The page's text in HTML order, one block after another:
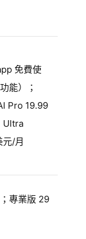
免費使
能）；
Pro 19.99
Ultra
/月
專業版 29